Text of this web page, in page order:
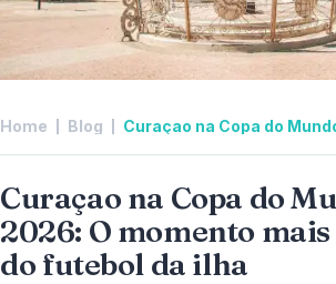
Home Blog
Curaçao na Copa do
2026: O momento
do futebol da ilha